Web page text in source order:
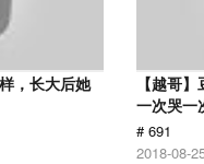
，长大后她
【越哥
一次哭一
# 691
2018-08-